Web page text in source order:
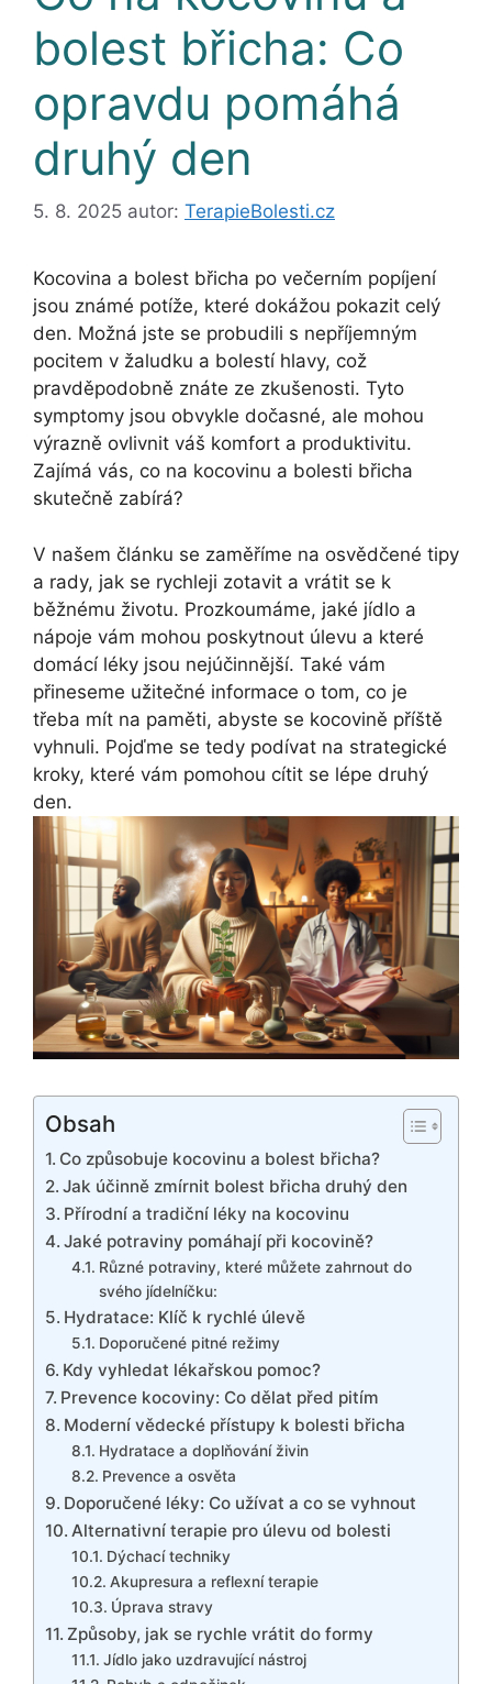
bolest břicha: Co
opravdu pomáhá
druhý den
5. 8. 2025 autor: TerapieBolesti.cz
Kocovina a bolest břicha po večerním popíjení
jsou známé potíže, které dokážou pokazit celý
den. Možná jste se probudili s nepříjemným
pocitem v žaludku a bolestí hlavy, což
pravděpodobně znáte ze zkušenosti. Tyto
symptomy jsou obvykle dočasné, ale mohou
výrazně ovlivnit váš komfort a produktivitu.
Zajímá vás, co na kocovinu a bolesti břicha
skutečně zabírá?
V našem článku se zaměříme na osvědčené tipy
a rady, jak se rychleji zotavit a vrátit se k
běžnému životu. Prozkoumáme, jaké jídlo a
nápoje vám mohou poskytnout úlevu a které
domácí léky jsou nejúčinnější. Také vám
přineseme užitečné informace o tom, co je
třeba mít na paměti, abyste se kocovině příště
vyhnuli. Pojďme se tedy podívat na strategické
kroky, které vám pomohou cítit se lépe druhý
den.
Obsah
Co způsobuje kocovinu a bolest břicha?
Jak účinně zmírnit bolest břicha druhý den
Přírodní a tradiční léky na kocovinu
Jaké potraviny pomáhají při kocovině?
Různé potraviny, které můžete zahrnout do
svého jídelníčku:
Hydratace: Klíč k rychlé úlevě
Doporučené pitné režimy
Kdy vyhledat lékařskou pomoc?
Prevence kocoviny: Co dělat před pitím
Moderní vědecké přístupy k bolesti břicha
Hydratace a doplňování živin
Prevence a osvěta
Doporučené léky: Co užívat a co se vyhnout
Alternativní terapie pro úlevu od bolesti
Dýchací techniky
Akupresura a reflexní terapie
Úprava stravy
Způsoby, jak se rychle vrátit do formy
Jídlo jako uzdravující nástroj